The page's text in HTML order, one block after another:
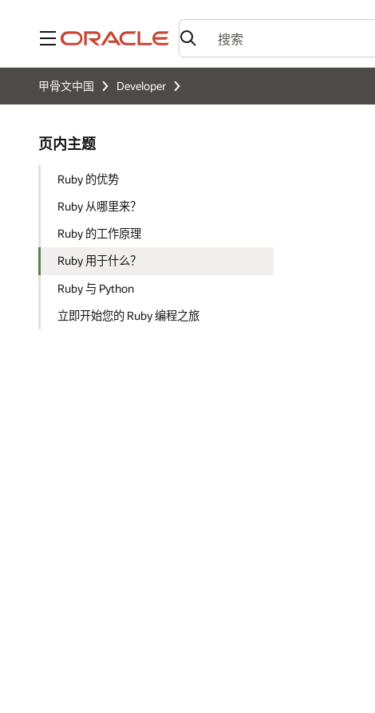
菜单
甲骨文中国 Developer
页内主题
Ruby 的优势
Ruby 从哪里来？
Ruby 的工作原理
Ruby 用于什么？
Ruby 与 Python
立即开始您的 Ruby 编程之旅